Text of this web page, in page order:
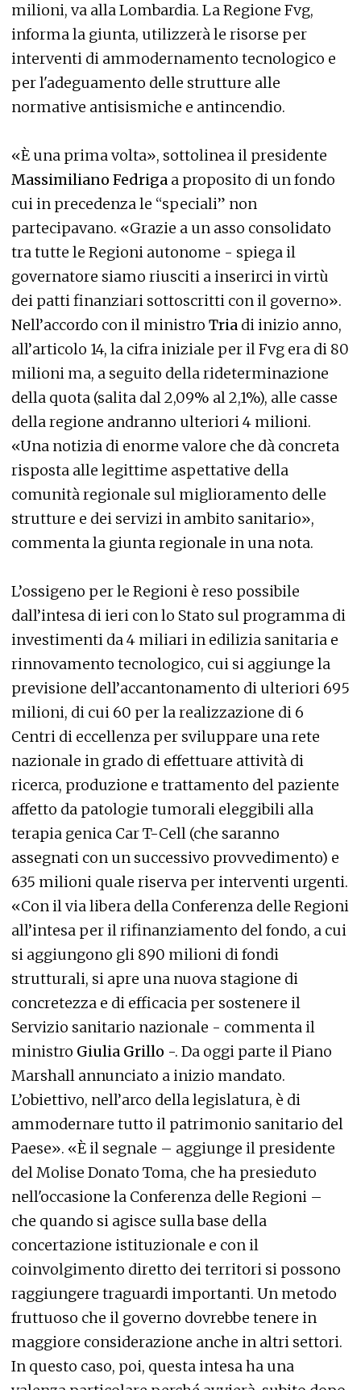
milioni, va alla Lombardia. La Regione Fvg,
informa la giunta, utilizzerà le risorse per
interventi di ammodernamento tecnologico e
per l'adeguamento delle strutture alle
normative antisismiche e antincendio.
«È una prima volta», sottolinea il presidente
Massimiliano Fedriga a proposito di un fondo
cui in precedenza le “speciali” non
partecipavano. «Grazie a un asso consolidato
tra tutte le Regioni autonome - spiega il
governatore siamo riusciti a inserirci in virtù
dei patti finanziari sottoscritti con il governo».
Nell’accordo con il ministro Tria di inizio anno,
all’articolo 14, la cifra iniziale per il Fvg era di 80
milioni ma, a seguito della rideterminazione
della quota (salita dal 2,09% al 2,1%), alle casse
della regione andranno ulteriori 4 milioni.
«Una notizia di enorme valore che dà concreta
risposta alle legittime aspettative della
comunità regionale sul miglioramento delle
strutture e dei servizi in ambito sanitario»,
commenta la giunta regionale in una nota.
L’ossigeno per le Regioni è reso possibile
dall’intesa di ieri con lo Stato sul programma di
investimenti da 4 miliari in edilizia sanitaria e
rinnovamento tecnologico, cui si aggiunge la
previsione dell’accantonamento di ulteriori 695
milioni, di cui 60 per la realizzazione di 6
Centri di eccellenza per sviluppare una rete
nazionale in grado di effettuare attività di
ricerca, produzione e trattamento del paziente
affetto da patologie tumorali eleggibili alla
terapia genica Car T-Cell (che saranno
assegnati con un successivo provvedimento) e
635 milioni quale riserva per interventi urgenti.
«Con il via libera della Conferenza delle Regioni
all’intesa per il rifinanziamento del fondo, a cui
si aggiungono gli 890 milioni di fondi
strutturali, si apre una nuova stagione di
concretezza e di efficacia per sostenere il
Servizio sanitario nazionale - commenta il
ministro Giulia Grillo -. Da oggi parte il Piano
Marshall annunciato a inizio mandato.
L’obiettivo, nell’arco della legislatura, è di
ammodernare tutto il patrimonio sanitario del
Paese». «È il segnale – aggiunge il presidente
del Molise Donato Toma, che ha presieduto
nell'occasione la Conferenza delle Regioni –
che quando si agisce sulla base della
concertazione istituzionale e con il
coinvolgimento diretto dei territori si possono
raggiungere traguardi importanti. Un metodo
fruttuoso che il governo dovrebbe tenere in
maggiore considerazione anche in altri settori.
In questo caso, poi, questa intesa ha una